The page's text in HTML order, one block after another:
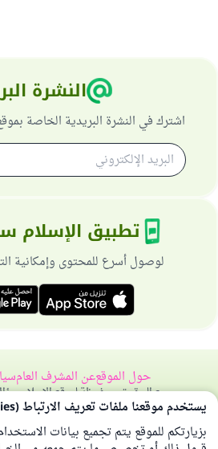
النشرة
اشترك في النشرة البريدية الخاصة
تطبيق الإسلام
لوصول أسرع للمحتوى وإمكانية
حول الموقععن المشرف العام
جميع الحقوق محفوظة لموقع الإسلام سؤال
يستخدم موقعنا ملفات تعريف الارتباط (Cookies)
بزيارتكم للموقع يتم تجميع بيانات